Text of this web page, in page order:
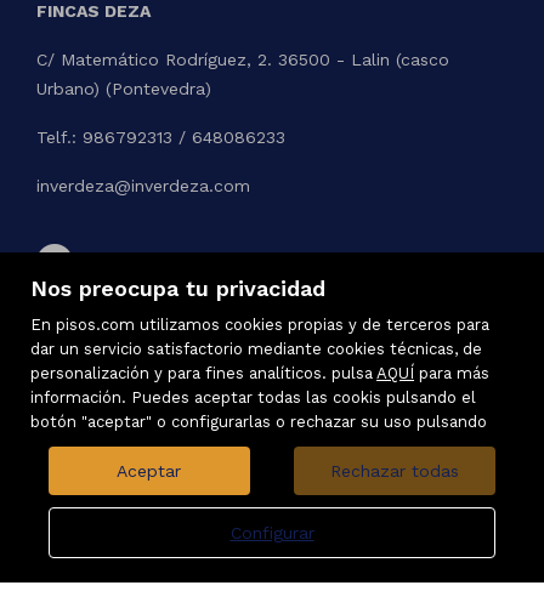
Nos preocupa tu privacidad
En pisos.com utilizamos cookies propias y de terceros para
dar un servicio satisfactorio mediante cookies técnicas, de
personalización y para fines analíticos. pulsa AQUÍ para más
información. Puedes aceptar todas las cookis pulsando el
botón "aceptar" o configurarlas o rechazar su uso pulsando
Aceptar Rechazar todas
Configurar
FINCAS DEZA
C/ Matemático Rodríguez, 2. 36500 - Lalin (casco
Urbano) (Pontevedra)
Telf.: 986792313 / 648086233
inverdeza@inverdeza.com